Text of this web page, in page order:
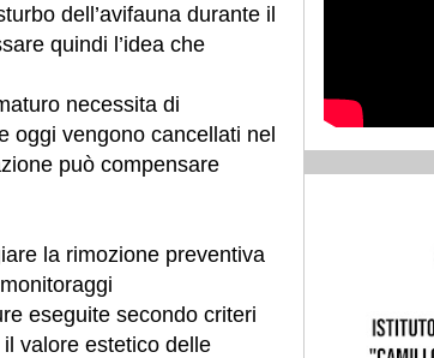
dell’avifauna durante il
quindi l’idea che
necessita di
oggi vengono cancellati nel
può compensare
la rimozione preventiva
eseguite secondo criteri
valore estetico delle